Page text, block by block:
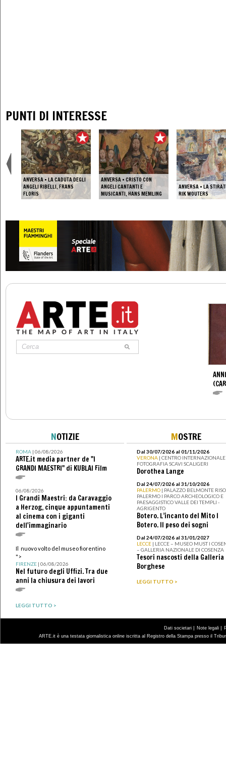
PUNTI DI INTERESSE
ANVERSA • LA CADUTA DEGLI
ANGELI RIBELLI, FRANS
FLORIS
ANVERSA • CRISTO CON
ANGELI CANTANTI E
MUSICANTI, HANS MEMLING
ANVERSA • LA
RIK WOUTERS
NOTIZIE
ROMA | 06/08/2026
ARTE.it media partner de "I
GRANDI MAESTRI" di KUBLAI Film
06/08/2026
I Grandi Maestri: da Caravaggio
a Herzog, cinque appuntamenti
al cinema con i giganti
dell'immaginario
Il nuovo volto del museo fiorentino
">
FIRENZE | 06/08/2026
Nel futuro degli Uffizi. Tra due
anni la chiusura dei lavori
LEGGI TUTTO >
MOSTRE
Dal 30/07/2026 al 01/11/2026
VERONA | CENTRO
FOTOGRAFIA SCAVI SCALIGERI
Dorothea Lange
Dal 24/07/2026 al 31/10/2026
PALERMO | PALAZZO BELMONTE
PALERMO I PARCO ARCHEOLOGICO E
PAESAGGISTICO VALLE DEI TEMPLI -
AGRIGENTO
Botero. L’incanto del Mito I
Botero. Il peso dei sogni
Dal 24/07/2026 al 31/01/2027
LECCE | LECCE – MUSEO MUST I
– GALLERIA NAZIONALE DI COSENZA
Tesori nascosti della Galleria
Borghese
LEGGI TUTTO >
Dati societari | Note legali |
ARTE.it è una testata giornalistica online iscritta al Registro della Stampa presso il